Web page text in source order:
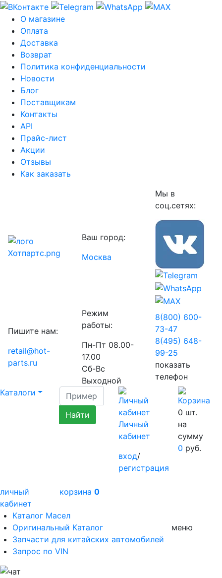
О магазине
Оплата
Доставка
Возврат
Политика конфиденциальности
Новости
Блог
Поставщикам
Контакты
API
Прайс-лист
Акции
Отзывы
Как заказать
Ваш город:
Москва
Мы в
соц.сетях:
Пишите нам:
retail@hot-
parts.ru
Режим
работы:
Пн-Пт 08.00-
17.00
Сб-Вс
Выходной
8(800) 600-
73-47
8(495) 648-
99-25
показать
телефон
Каталоги
Личный
кабинет
вход/
регистрация
0 шт.
на
сумму
0 руб.
личный
кабинет
корзина 0
Каталог Масел
Оригинальный Каталог
Запчасти для китайских автомобилей
Запрос по VIN
меню